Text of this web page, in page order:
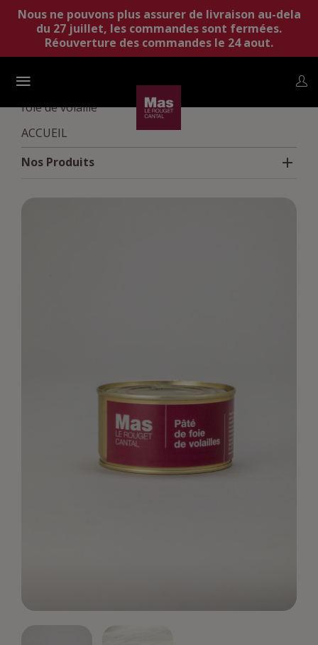
Nous ne pouvons plus assurer de livraison au-dela
du 27 juillet, les commandes sont fermées.
Réouverture des commandes le 24 aout.
foie de volaille
ACCUEIL
Nos Produits
